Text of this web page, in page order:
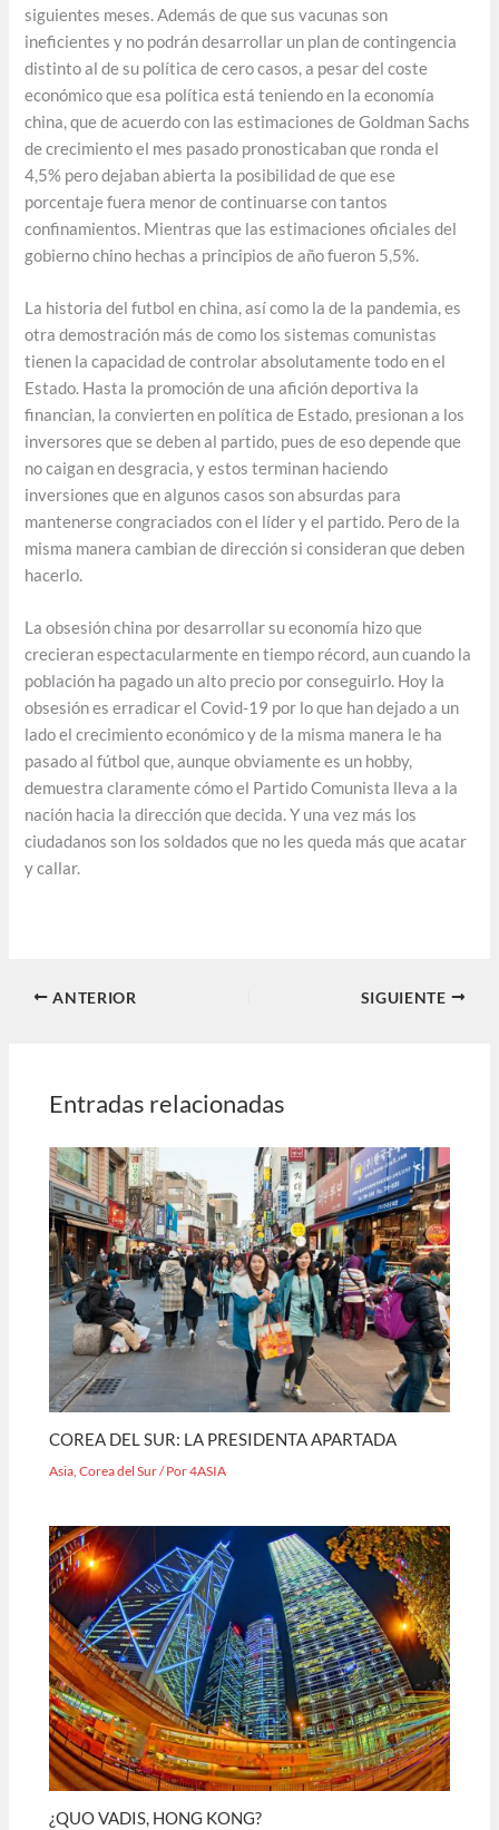
siguientes meses. Además de que sus vacunas son
ineficientes y no podrán desarrollar un plan de contingencia
distinto al de su política de cero casos, a pesar del coste
económico que esa política está teniendo en la economía
china, que de acuerdo con las estimaciones de Goldman Sachs
de crecimiento el mes pasado pronosticaban que ronda el
4,5% pero dejaban abierta la posibilidad de que ese
porcentaje fuera menor de continuarse con tantos
confinamientos. Mientras que las estimaciones oficiales del
gobierno chino hechas a principios de año fueron 5,5%.
La historia del futbol en china, así como la de la pandemia, es
otra demostración más de como los sistemas comunistas
tienen la capacidad de controlar absolutamente todo en el
Estado. Hasta la promoción de una afición deportiva la
financian, la convierten en política de Estado, presionan a los
inversores que se deben al partido, pues de eso depende que
no caigan en desgracia, y estos terminan haciendo
inversiones que en algunos casos son absurdas para
mantenerse congraciados con el líder y el partido. Pero de la
misma manera cambian de dirección si consideran que deben
hacerlo.
La obsesión china por desarrollar su economía hizo que
crecieran espectacularmente en tiempo récord, aun cuando la
población ha pagado un alto precio por conseguirlo. Hoy la
obsesión es erradicar el Covid-19 por lo que han dejado a un
lado el crecimiento económico y de la misma manera le ha
pasado al fútbol que, aunque obviamente es un hobby,
demuestra claramente cómo el Partido Comunista lleva a la
nación hacia la dirección que decida. Y una vez más los
ciudadanos son los soldados que no les queda más que acatar
y callar.
ANTERIOR SIGUIENTE
Entradas relacionadas
COREA DEL SUR: LA PRESIDENTA APARTADA
Asia,Corea del Sur/ Por4ASIA
¿QUO VADIS, HONG KONG?